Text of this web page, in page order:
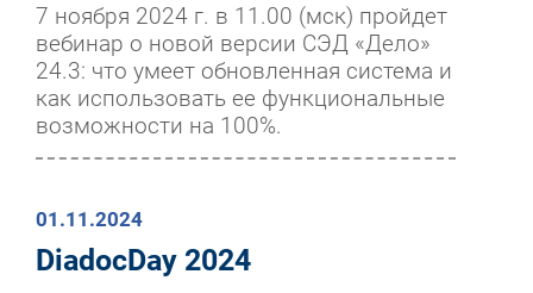
7 ноября 2024 г. в 11.00 (мск) пройдет
вебинар о новой версии СЭД «Дело»
24.3: что умеет обновленная система и
как использовать ее функциональные
возможности на 100%.
01.11.2024
DiadocDay 2024